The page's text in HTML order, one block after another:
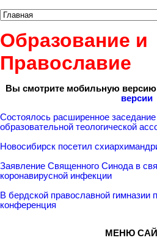
Образование и
Православие
Вы смотрите мобильную версию
версии
Состоялось расширенное
образовательной теологической
Новосибирск посетил
Заявление Священного Синода в
коронавирусной инфекции
В бердской православной гимназии
конференция
МЕНЮ